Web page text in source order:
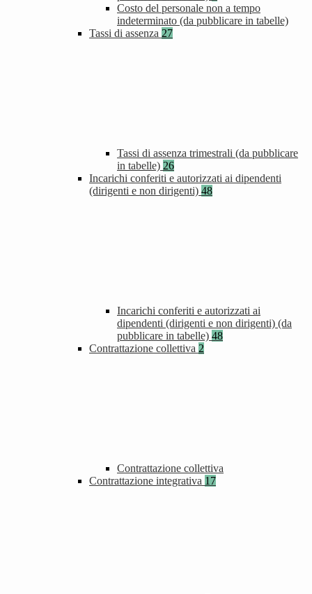
Costo del personale non a tempo
indeterminato (da pubblicare in tabelle)
Tassi di assenza 27
Tassi di assenza trimestrali (da pubblicare
in tabelle) 26
Incarichi conferiti e autorizzati ai dipendenti
(dirigenti e non dirigenti) 48
Incarichi conferiti e autorizzati ai
dipendenti (dirigenti e non dirigenti) (da
pubblicare in tabelle) 48
Contrattazione collettiva 2
Contrattazione collettiva
Contrattazione integrativa 17